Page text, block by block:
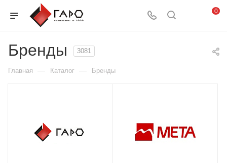
0
Бренды 3081
Главная — Каталог — Бренды